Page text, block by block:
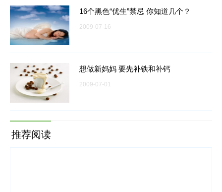
16个黑色“优生”禁忌 你知道几个？
2009-07-16
想做新妈妈 要先补铁和补钙
2009-07-01
推荐阅读